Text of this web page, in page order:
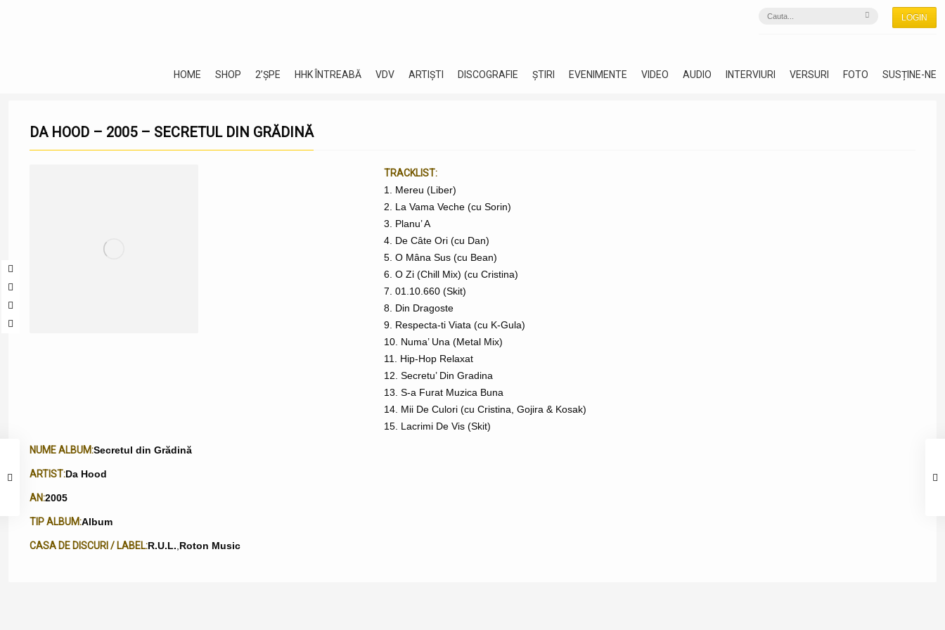
LOGIN
HOME SHOP 2’ȘPE HHK ÎNTREABĂ VDV ARTIȘTI DISCOGRAFIE ȘTIRI EVENIMENTE VIDEO AUDIO INTERVIURI VERSURI FOTO SUSȚINE-NE
DA HOOD – 2005 – SECRETUL DIN GRĂDINĂ
TRACKLIST:
1. Mereu (Liber)
2. La Vama Veche (cu Sorin)
3. Planu’ A
4. De Câte Ori (cu Dan)
5. O Mâna Sus (cu Bean)
6. O Zi (Chill Mix) (cu Cristina)
7. 01.10.660 (Skit)
8. Din Dragoste
9. Respecta-ti Viata (cu K-Gula)
10. Numa’ Una (Metal Mix)
11. Hip-Hop Relaxat
12. Secretu’ Din Gradina
13. S-a Furat Muzica Buna
14. Mii De Culori (cu Cristina, Gojira & Kosak)
15. Lacrimi De Vis (Skit)
NUME ALBUM:Secretul din Grădină
ARTIST:Da Hood
AN:2005
TIP ALBUM:Album
CASA DE DISCURI / LABEL:R.U.L. Roton Music